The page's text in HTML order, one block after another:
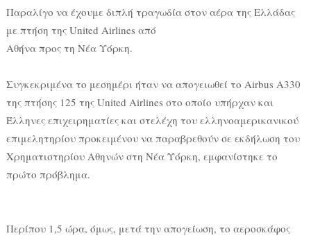
Παραλίγο να έχουμε διπλή τραγωδία στον αέρα της Ελλάδας
με πτήση της United Airlines από
Αθήνα προς τη Νέα Υόρκη.
Συγκεκριμένα το μεσημέρι ήταν να απογειωθεί το Airbus A330
της πτήσης 125 της United Airlines στο οποίο υπήρχαν και
Έλληνες επιχειρηματίες και στελέχη του ελληνοαμερικανικού
επιμελητηρίου προκειμένου να παραβρεθούν σε εκδήλωση του
Χρηματιστηρίου Αθηνών στη Νέα Υόρκη, εμφανίστηκε το
πρώτο πρόβλημα.
Περίπου 1,5 ώρα, όμως, μετά την απογείωση, το αεροσκάφος